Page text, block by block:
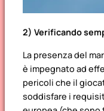
2) Verificando
La presenza del
è impegnato ad
pericoli che il
soddisfare i